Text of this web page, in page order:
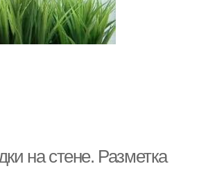
на стене. Разметка